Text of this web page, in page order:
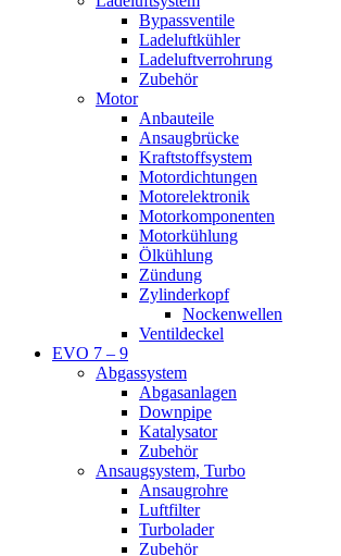
Bypassventile
Ladeluftkühler
Ladeluftverrohrung
Zubehör
Motor
Anbauteile
Ansaugbrücke
Kraftstoffsystem
Motordichtungen
Motorelektronik
Motorkomponenten
Motorkühlung
Ölkühlung
Zündung
Zylinderkopf
Nockenwellen
Ventildeckel
EVO 7 – 9
Abgassystem
Abgasanlagen
Downpipe
Katalysator
Zubehör
Ansaugsystem, Turbo
Ansaugrohre
Luftfilter
Turbolader
Zubehör